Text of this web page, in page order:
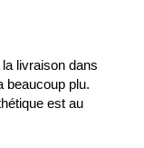
livraison dans
beaucoup plu.
est au